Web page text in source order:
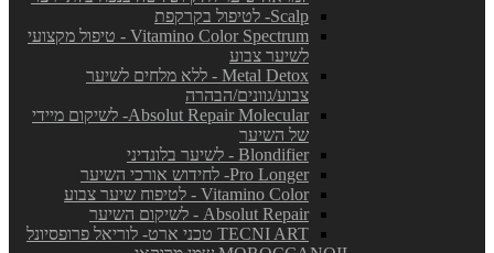
Scalp- לטיפול בקרקפת
Vitamino Color Spectrum - טיפול מקצועי
לשיער צבוע
Metal Detox - ללא מלחים לשיער
צבוע/גוונים/הבהרה
Absolut Repair Molecular- לשיקום מיידי
של השיער
Blondifier - לשיער בלונדיני
Pro Longer- לחידוש אורכי השיער
Vitamino Color - לטיפוח שיער צבוע
Absolut Repair - לשיקום השיער
TECNI ART טכני ארט- לוריאל פרופסיונל